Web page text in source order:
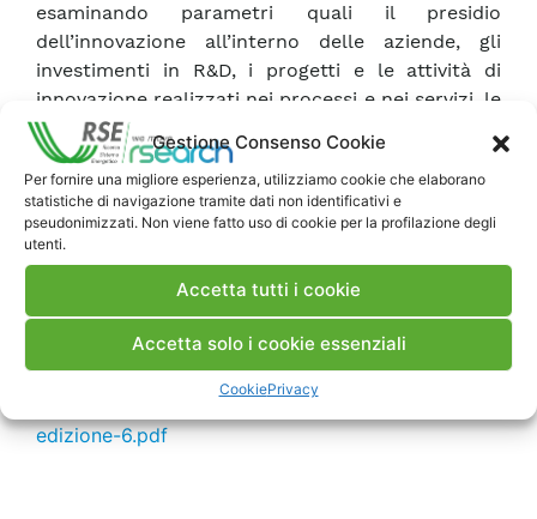
Gestione Consenso Cookie
Per fornire una migliore esperienza, utilizziamo cookie che elaborano
statistiche di navigazione tramite dati non identificativi e
pseudonimizzati. Non viene fatto uso di cookie per la profilazione degli
utenti.
Accetta tutti i cookie
Accetta solo i cookie essenziali
CookiePrivacy
esaminando parametri quali il presidio
dell’innovazione all’interno delle aziende, gli
investimenti in R&D, i progetti e le attività di
innovazione realizzati nei processi e nei servizi, le
tecnologie, i materiali e le soluzioni gestionali
innovative applicate ai processi aziendali. Da
questa fotografia potranno nascere interessanti
spunti anche per ottimizzare ulteriormente le
attività che svolge la stessa RSE, con particolare
riferimento allo sviluppo di tematiche di
innovazione mirate alle esigenze delle aziende
Programma della giornata